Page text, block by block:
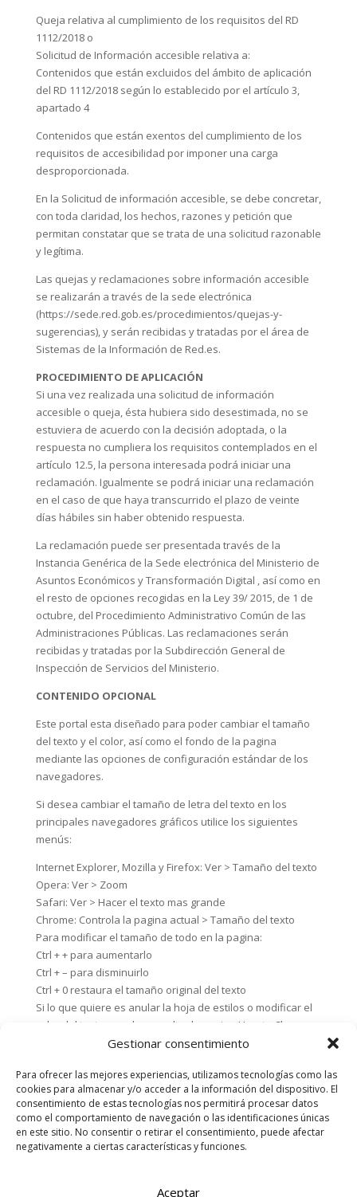
Gestionar consentimiento
Para ofrecer las mejores experiencias, utilizamos tecnologías como las
cookies para almacenar y/o acceder a la información del dispositivo. El
consentimiento de estas tecnologías nos permitirá procesar datos
como el comportamiento de navegación o las identificaciones únicas
en este sitio. No consentir o retirar el consentimiento, puede afectar
negativamente a ciertas características y funciones.
Aceptar
Queja relativa al cumplimiento de los requisitos del RD
1112/2018 o
Solicitud de Información accesible relativa a:
Contenidos que están excluidos del ámbito de aplicación
del RD 1112/2018 según lo establecido por el artículo 3,
apartado 4
Contenidos que están exentos del cumplimiento de los
requisitos de accesibilidad por imponer una carga
desproporcionada.
En la Solicitud de información accesible, se debe concretar,
con toda claridad, los hechos, razones y petición que
permitan constatar que se trata de una solicitud razonable
y legítima.
Las quejas y reclamaciones sobre información accesible
se realizarán a través de la sede electrónica
(https://sede.red.gob.es/procedimientos/quejas-y-
sugerencias), y serán recibidas y tratadas por el área de
Sistemas de la Información de Red.es.
PROCEDIMIENTO DE APLICACIÓN
Si una vez realizada una solicitud de información
accesible o queja, ésta hubiera sido desestimada, no se
estuviera de acuerdo con la decisión adoptada, o la
respuesta no cumpliera los requisitos contemplados en el
artículo 12.5, la persona interesada podrá iniciar una
reclamación. Igualmente se podrá iniciar una reclamación
en el caso de que haya transcurrido el plazo de veinte
días hábiles sin haber obtenido respuesta.
La reclamación puede ser presentada través de la
Instancia Genérica de la Sede electrónica del Ministerio de
Asuntos Económicos y Transformación Digital , así como en
el resto de opciones recogidas en la Ley 39/ 2015, de 1 de
octubre, del Procedimiento Administrativo Común de las
Administraciones Públicas. Las reclamaciones serán
recibidas y tratadas por la Subdirección General de
Inspección de Servicios del Ministerio.
CONTENIDO OPCIONAL
Este portal esta diseñado para poder cambiar el tamaño
del texto y el color, así como el fondo de la pagina
mediante las opciones de configuración estándar de los
navegadores.
Si desea cambiar el tamaño de letra del texto en los
principales navegadores gráficos utilice los siguientes
menús:
Internet Explorer, Mozilla y Firefox: Ver > Tamaño del texto
Opera: Ver > Zoom
Safari: Ver > Hacer el texto mas grande
Chrome: Controla la pagina actual > Tamaño del texto
Para modificar el tamaño de todo en la pagina:
Ctrl + + para aumentarlo
Ctrl + – para disminuirlo
Ctrl + 0 restaura el tamaño original del texto
Si lo que quiere es anular la hoja de estilos o modificar el
color del texto, puede consultar la pagina How to Change
Text Size or Colors de la WAI, que se puede leer traducida
colores?